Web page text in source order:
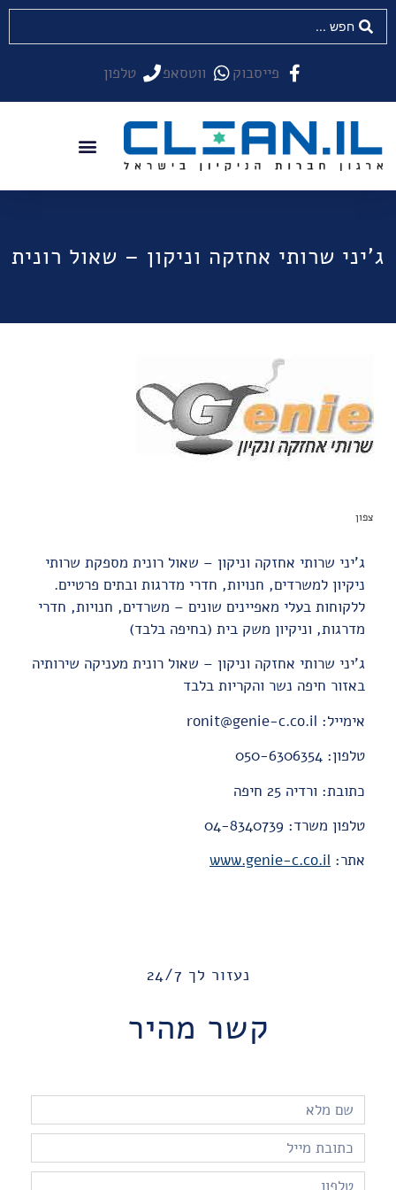
פייסבוק ווטסאפ טלפון
ג'יני שרותי אחזקה וניקון – שאול רונית
צפון
ג'יני שרותי אחזקה וניקון – שאול רונית מספקת שרותי
ניקיון למשרדים, חנויות, חדרי מדרגות ובתים פרטיים.
ללקוחות בעלי מאפיינים שונים – משרדים, חנויות, חדרי
מדרגות, וניקיון משק בית (בחיפה בלבד)
ג'יני שרותי אחזקה וניקון – שאול רונית מעניקה שירותיה
באזור חיפה נשר והקריות בלבד
אימייל: ronit@genie-c.co.il
טלפון: 050-6306354
כתובת: ורדיה 25 חיפה
טלפון משרד: 04-8340739
אתר: www.genie-c.co.il
נעזור לך 24/7
קשר מהיר